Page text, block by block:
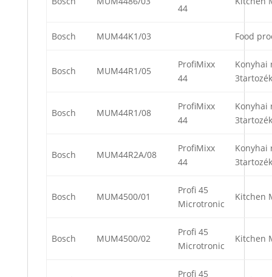
44
Bosch MUM44K1/03 Food
Bosch MUM44R1/05
ProfiMixx
44
Konyhai
Bosch MUM44R1/08
ProfiMixx
44
Konyhai
Bosch MUM44R2A/08
ProfiMixx
44
Konyhai
Bosch MUM4500/01
Profi 45
Microtronic
Kitchen
Bosch MUM4500/02
Profi 45
Microtronic
Kitchen
Profi 45